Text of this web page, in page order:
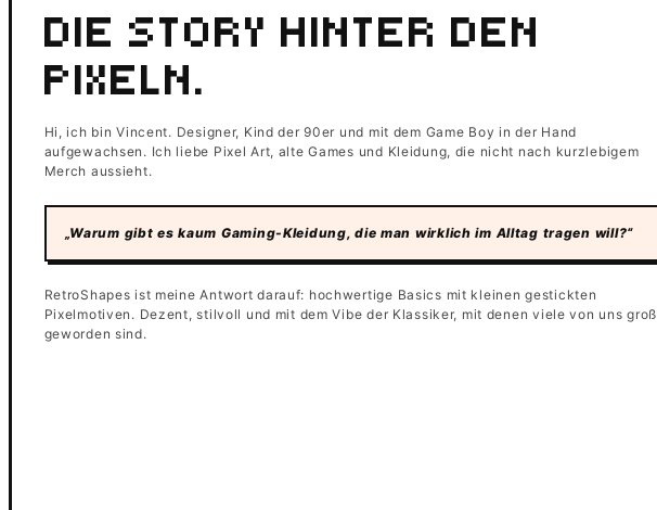
DIE STORY HINTER DEN
PIXELN.
Hi, ich bin Vincent. Designer, Kind der 90er und mit dem Game Boy in der Hand
aufgewachsen. Ich liebe Pixel Art, alte Games und Kleidung, die nicht nach kurzlebigem
Merch aussieht.
„Warum gibt es kaum Gaming-Kleidung, die man wirklich im Alltag tragen will?“
RetroShapes ist meine Antwort darauf: hochwertige Basics mit kleinen gestickten
Pixelmotiven. Dezent, stilvoll und mit dem Vibe der Klassiker, mit denen viele von uns groß
geworden sind.